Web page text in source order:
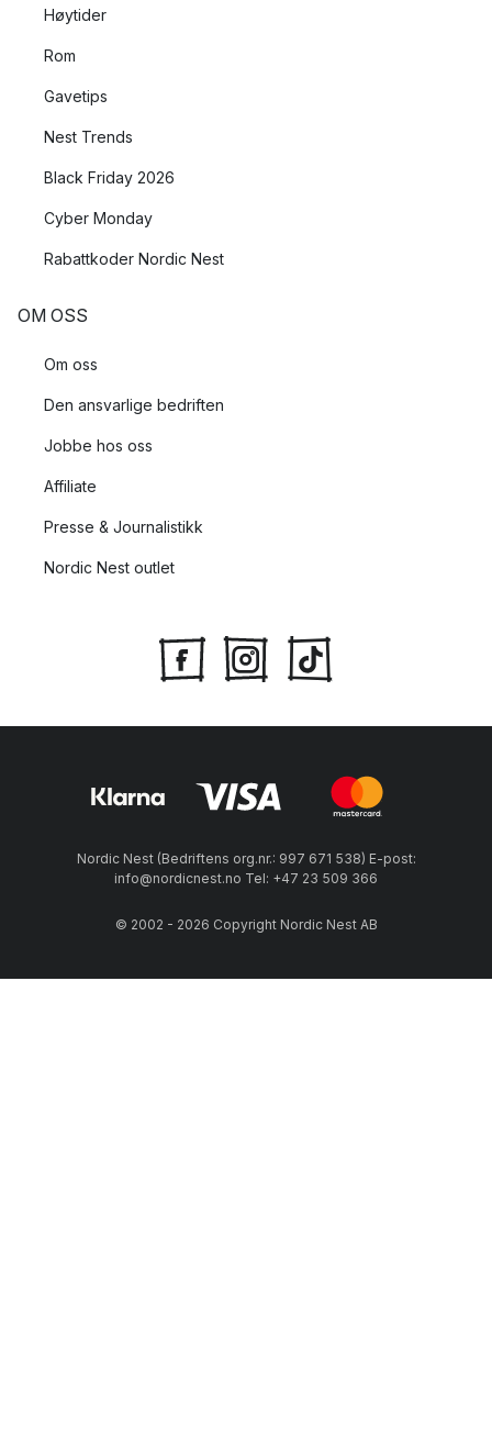
Høytider
Rom
Gavetips
Nest Trends
Black Friday 2026
Cyber Monday
Rabattkoder Nordic Nest
OM OSS
Om oss
Den ansvarlige bedriften
Jobbe hos oss
Affiliate
Presse & Journalistikk
Nordic Nest outlet
Nordic Nest (Bedriftens org.nr.: 997 671 538) E-post:
info@nordicnest.no Tel: +47 23 509 366
© 2002 - 2026 Copyright Nordic Nest AB